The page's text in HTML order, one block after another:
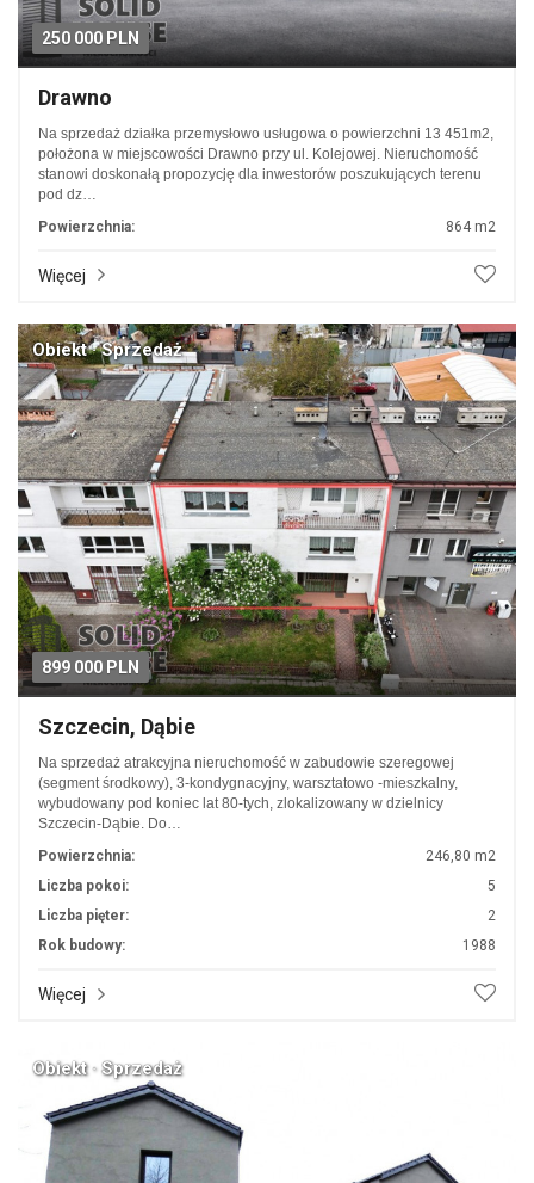
250 000 PLN
Drawno
Na sprzedaż działka przemysłowo usługowa o powierzchni 13 451m2,
położona w miejscowości Drawno przy ul. Kolejowej. Nieruchomość
stanowi doskonałą propozycję dla inwestorów poszukujących terenu
pod dz…
Powierzchnia:
864 m2
Więcej
899 000 PLN
Obiekt · Sprzedaż
Szczecin, Dąbie
Na sprzedaż atrakcyjna nieruchomość w zabudowie szeregowej
(segment środkowy), 3-kondygnacyjny, warsztatowo -mieszkalny,
wybudowany pod koniec lat 80-tych, zlokalizowany w dzielnicy
Szczecin-Dąbie. Do…
Powierzchnia:
246,80 m2
Liczba pokoi:
5
Liczba pięter:
2
Rok budowy:
1988
Więcej
Obiekt · Sprzedaż